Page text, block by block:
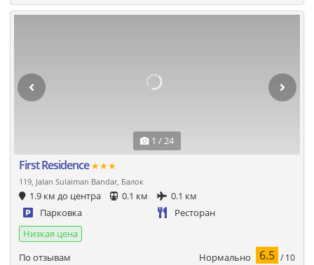
1 / 24
First Residence★★★
119, Jalan Sulaiman Bandar, Балок
1.9 км до центра 0.1 км
0.1 км
Парковка
Ресторан
Низкая цена
По отзывам
Нормально 6.5 / 10